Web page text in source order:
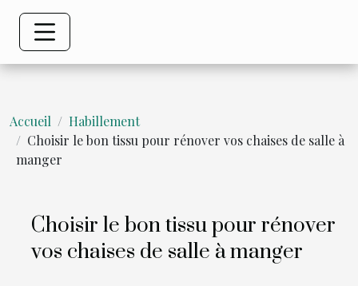
Accueil
Habillement
Choisir le bon tissu pour rénover vos chaises de salle à
manger
Choisir le bon tissu pour rénover
vos chaises de salle à manger